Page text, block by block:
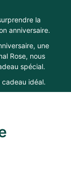
la
anniversaire.
une
Rose, nous
spécial.
idéal.